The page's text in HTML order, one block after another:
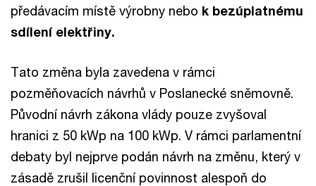
předávacím místě výrobny nebo k bezúplatnému
sdílení elektřiny.
Tato změna byla zavedena v rámci
pozměňovacích návrhů v Poslanecké sněmovně.
Původní návrh zákona vlády pouze zvyšoval
hranici z 50 kWp na 100 kWp. V rámci parlamentní
debaty byl nejprve podán návrh na změnu, který v
zásadě zrušil licenční povinnost alespoň do